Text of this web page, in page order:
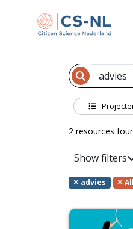
2 resources
Show filters
advies